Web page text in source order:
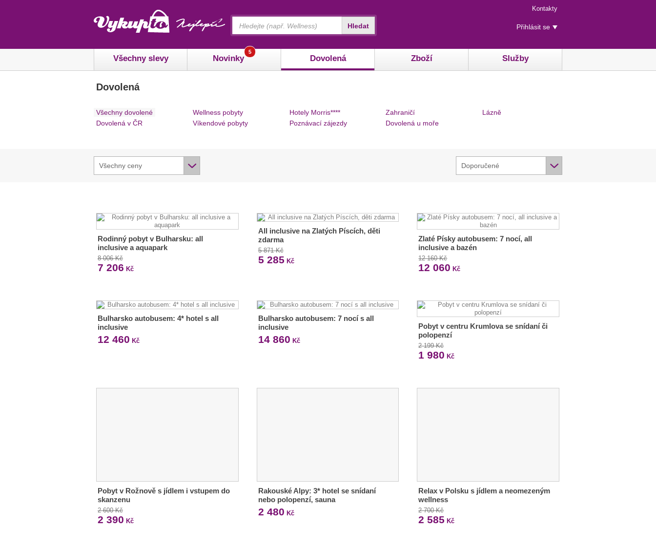
Menu
rychlého
přístupu
Kontakty
Uživatelské
menu
Přihlásit se
Všechny slevy Novinky
5
Dovolená Zboží Služby
Hledat
Dovolená
Všechny dovolené
Dovolená v ČR
Wellness pobyty
Víkendové pobyty
Hotely Morris****
Poznávací zájezdy
Zahraničí
Dovolená u moře
Lázně
Všechny ceny Doporučené
Rodinný pobyt v Bulharsku: all
inclusive a aquapark
8 006 Kč
7 206 Kč
All inclusive na Zlatých Píscích, děti
zdarma
5 871 Kč
5 285 Kč
Zlaté Písky autobusem: 7 nocí, all
inclusive a bazén
12 160 Kč
12 060 Kč
Bulharsko autobusem: 4* hotel s all
inclusive
12 460 Kč
Bulharsko autobusem: 7 nocí s all
inclusive
14 860 Kč
Pobyt v centru Krumlova se snídaní či
polopenzí
2 199 Kč
1 980 Kč
Pobyt v Rožnově s jídlem i vstupem do
skanzenu
2 600 Kč
2 390 Kč
Rakouské Alpy: 3* hotel se snídaní
nebo polopenzí, sauna
2 480 Kč
Relax v Polsku s jídlem a neomezeným
wellness
2 700 Kč
2 585 Kč